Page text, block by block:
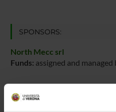
SPONSORS:
North Mecc srl
Funds: assigned and